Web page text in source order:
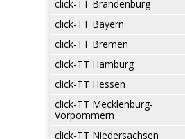
click-TT Brandenburg
click-TT Bayern
click-TT Bremen
click-TT Hamburg
click-TT Hessen
click-TT Mecklenburg-
Vorpommern
click-TT Niedersachsen